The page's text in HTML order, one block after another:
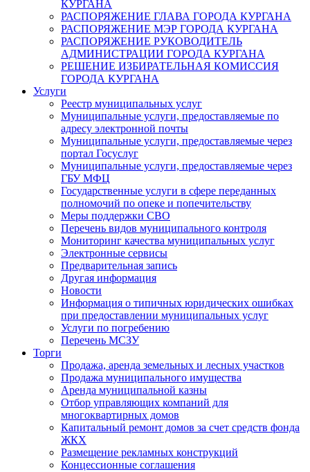
КУРГАНА
РАСПОРЯЖЕНИЕ ГЛАВА ГОРОДА КУРГАНА
РАСПОРЯЖЕНИЕ МЭР ГОРОДА КУРГАНА
РАСПОРЯЖЕНИЕ РУКОВОДИТЕЛЬ
АДМИНИСТРАЦИИ ГОРОДА КУРГАНА
РЕШЕНИЕ ИЗБИРАТЕЛЬНАЯ КОМИССИЯ
ГОРОДА КУРГАНА
Услуги
Реестр муниципальных услуг
Муниципальные услуги, предоставляемые по
адресу электронной почты
Муниципальные услуги, предоставляемые через
портал Госуслуг
Муниципальные услуги, предоставляемые через
ГБУ МФЦ
Государственные услуги в сфере переданных
полномочий по опеке и попечительству
Меры поддержки СВО
Перечень видов муниципального контроля
Мониторинг качества муниципальных услуг
Электронные сервисы
Предварительная запись
Другая информация
Новости
Информация о типичных юридических ошибках
при предоставлении муниципальных услуг
Услуги по погребению
Перечень МСЗУ
Торги
Продажа, аренда земельных и лесных участков
Продажа муниципального имущества
Аренда муниципальной казны
Отбор управляющих компаний для
многоквартирных домов
Капитальный ремонт домов за счет средств фонда
ЖКХ
Размещение рекламных конструкций
Концессионные соглашения